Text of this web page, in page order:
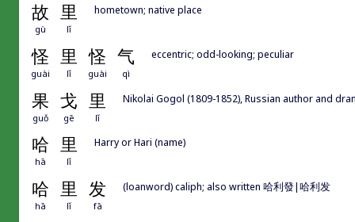
故 里
gù lǐ
hometown; native place
怪 里 怪 气
guài lǐ guài qì
eccentric; odd-looking; peculiar
果 戈 里
guǒ gē lǐ
Nikolai Gogol (1809-1852), Russian author and
哈 里
hā lǐ
Harry or Hari (name)
哈 里 发
hā lǐ fā
(loanword) caliph; also written 哈利發|哈利发